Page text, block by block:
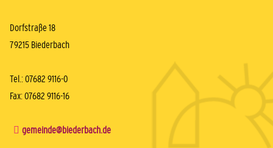
Dorfstraße 18
79215 Biederbach
Tel.: 07682 9116-0
Fax: 07682 9116-16
gemeinde@biederbach.de